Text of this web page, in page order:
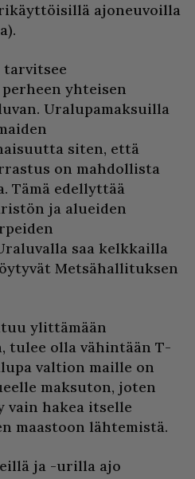
ajoneuvoilla
yhteisen
Uralupamaksuilla
siten, että
on mahdollista
Tämä edellyttää
ja alueiden
saa kelkkailla
Metsähallituksen
ylittämään
tulee olla vähintään T-
valtion maille on
maksuton, joten
vain hakea itselle
maastoon lähtemistä.
ja -urilla ajo